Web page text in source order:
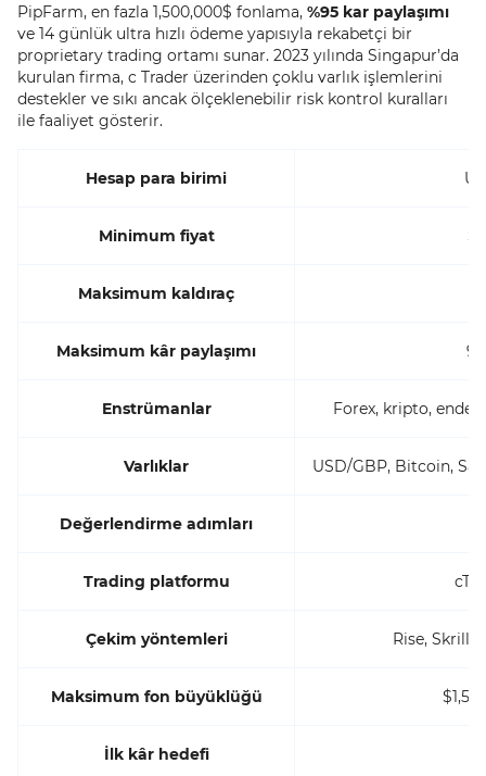
PipFarm, en fazla 1,500,000$ fonlama, %95 kar paylaşımı
ve 14 günlük ultra hızlı ödeme yapısıyla rekabetçi bir
proprietary trading ortamı sunar. 2023 yılında Singapur’da
kurulan firma, c Trader üzerinden çoklu varlık işlemlerini
destekler ve sıkı ancak ölçeklenebilir risk kontrol kuralları
ile faaliyet gösterir.
Hesap para birimi
Minimum fiyat
Maksimum kaldıraç
Maksimum kâr paylaşımı
Enstrümanlar Forex, kripto,
Varlıklar USD/GBP, Bitcoin,
Değerlendirme adımları
Trading platformu
Çekim yöntemleri Rise, Skrill,
Maksimum fon büyüklüğü
İlk kâr hedefi